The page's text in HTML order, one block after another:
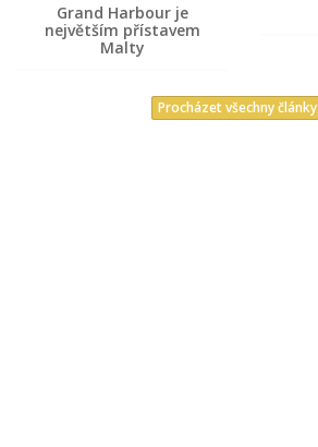
Grand Harbour je
největším přístavem
Malty
Procházet všechny články